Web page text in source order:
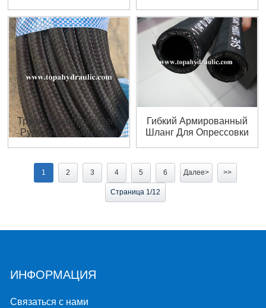
Трубка Гидроусилителя
Рулевого Управления
Гибкий Армированный
Шланг Для Опрессовки
1 2 3 4 5 6 Далее> >>
Страница 1/12
ИНФОРМАЦИЯ
Связаться с нами